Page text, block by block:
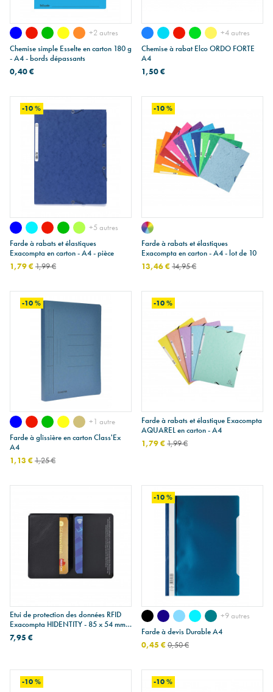
+2 autres
Chemise simple Esselte en carton 180 g
- A4 - bords dépassants
0,40 €
+4 autres
Chemise à rabat Elco ORDO FORTE
A4
1,50 €
-10 %
+5 autres
Farde à rabats et élastiques
Exacompta en carton - A4 - pièce
1,79 €1,99 €
-10 %
Farde à rabats et élastiques
Exacompta en carton - A4 - lot de 10
13,46 €14,95 €
-10 %
+1 autre
Farde à glissière en carton Class'Ex
A4
1,13 €1,25 €
-10 %
Farde à rabats et élastique Exacompta
AQUAREL en carton - A4
1,79 €1,99 €
Etui de protection des données RFID
Exacompta HIDENTITY - 85 x 54 mm -
double
7,95 €
-10 %
+9 autres
Farde à devis Durable A4
0,45 €0,50 €
-10 % -10 %